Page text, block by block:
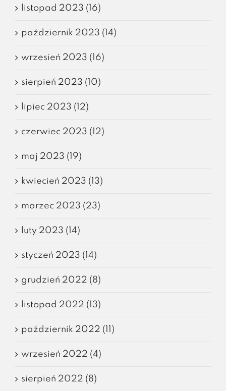
listopad 2023 (16)
październik 2023 (14)
wrzesień 2023 (16)
sierpień 2023 (10)
lipiec 2023 (12)
czerwiec 2023 (12)
maj 2023 (19)
kwiecień 2023 (13)
marzec 2023 (23)
luty 2023 (14)
styczeń 2023 (14)
grudzień 2022 (8)
listopad 2022 (13)
październik 2022 (11)
wrzesień 2022 (4)
sierpień 2022 (8)